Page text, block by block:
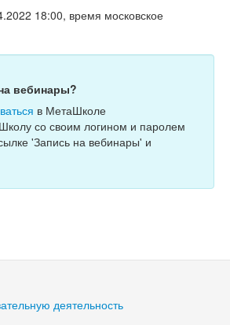
18:00, время московское
вебинары?
в МетаШколе
со своим логином и паролем
'Запись на вебинары' и
деятельность